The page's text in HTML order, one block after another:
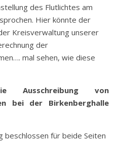
des Flutlichtes am
Hier könnte der
Kreisverwaltung unserer
der
mal sehen, wie diese
von
bei der Birkenberghalle
beschlossen für beide Seiten